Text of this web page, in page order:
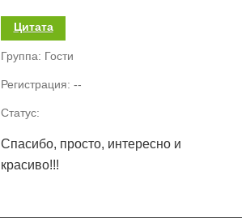
Цитата
Группа: Гости
Регистрация: --
Статус:
Спасибо, просто, интересно и
красиво!!!